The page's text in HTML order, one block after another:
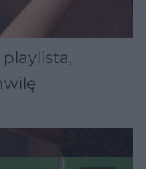
playlista,